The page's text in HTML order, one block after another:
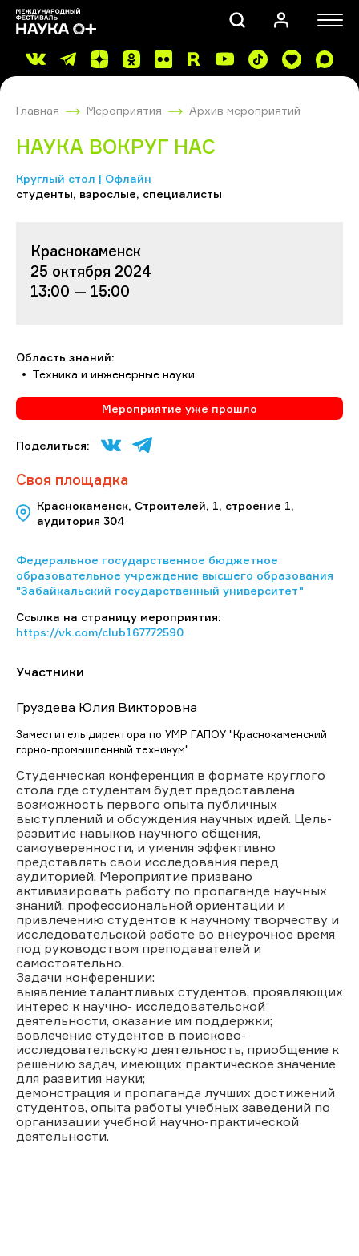
Главная Мероприятия Архив мероприятий
НАУКА ВОКРУГ НАС
Круглый стол | Офлайн
студенты, взрослые, специалисты
Краснокаменск
25 октября 2024
13:00 — 15:00
Область знаний:
Техника и инженерные науки
Мероприятие уже прошло
Поделиться:
Своя площадка
Краснокаменск, Строителей, 1, строение 1,
аудитория 304
Федеральное государственное бюджетное
образовательное учреждение высшего образования
"Забайкальский государственный университет"
Ссылка на страницу мероприятия:
https://vk.com/club167772590
Участники
Груздева Юлия Викторовна
Заместитель директора по УМР ГАПОУ "Краснокаменский
горно-промышленный техникум"
Студенческая конференция в формате круглого
стола где студентам будет предоставлена
возможность первого опыта публичных
выступлений и обсуждения научных идей. Цель-
развитие навыков научного общения,
самоуверенности, и умения эффективно
представлять свои исследования перед
аудиторией. Мероприятие призвано
активизировать работу по пропаганде научных
знаний, профессиональной ориентации и
привлечению студентов к научному творчеству и
исследовательской работе во внеурочное время
под руководством преподавателей и
самостоятельно.
Задачи конференции:
выявление талантливых студентов, проявляющих
интерес к научно- исследовательской
деятельности, оказание им поддержки;
вовлечение студентов в поисково-
исследовательскую деятельность, приобщение к
решению задач, имеющих практическое значение
для развития науки;
демонстрация и пропаганда лучших достижений
студентов, опыта работы учебных заведений по
организации учебной научно-практической
деятельности.